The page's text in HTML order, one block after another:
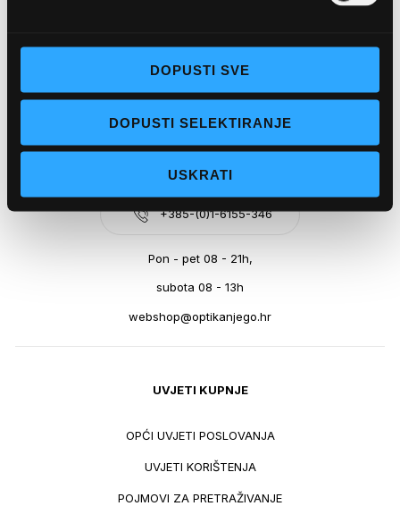
DOPUSTI SVE
DOPUSTI SELEKTIRANJE
USKRATI
Sub: 07-21h
OPTIKA NJEGO, POSLOVNICA 3
Selska cesta 90B, 10000 Zagreb
+385-(0)1-6155-346
Pon - pet 08 - 21h,
subota 08 - 13h
webshop@optikanjego.hr
UVJETI KUPNJE
OPĆI UVJETI POSLOVANJA
UVJETI KORIŠTENJA
POJMOVI ZA PRETRAŽIVANJE